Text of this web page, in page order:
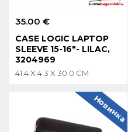
35.00 €
CASE LOGIC LAPTOP
SLEEVE 15-16"- LILAC,
3204969
41.4 X 4.3 X 30.0 CM
Новинка